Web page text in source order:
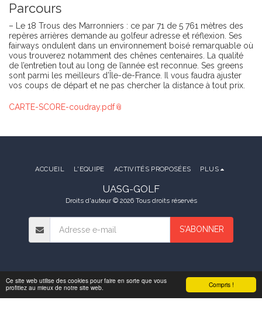
Compris !
Ce site web utilise des cookies pour faire en sorte que vous
profitiez au mieux de notre site web.
Parcours
– Le 18 Trous des Marronniers : ce par 71 de 5 761 mètres des
repères arrières demande au golfeur adresse et réflexion. Ses
fairways ondulent dans un environnement boisé remarquable où
vous trouverez notamment des chênes centenaires. La qualité
de l’entretien tout au long de l’année est reconnue. Ses greens
sont parmi les meilleurs d’Île-de-France. Il vous faudra ajuster
vos coups de départ et ne pas chercher la distance à tout prix.
CARTE-SCORE-coudray.pdf
UASG-GOLF
Droits d'auteur © 2026 Tous droits réservés
ACCUEIL L'EQUIPE ACTIVITÉS PROPOSÉES PLUS
S'ABONNER